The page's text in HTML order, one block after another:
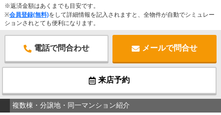
※返済金額はあくまでも目安です。
※会員登録(無料)をして詳細情報を記入されますと、全物件が自動でシミュレー
ションされとても便利になります。
電話で問合わせ メールで問合せ
来店予約
複数棟・分譲地・同一マンション紹介